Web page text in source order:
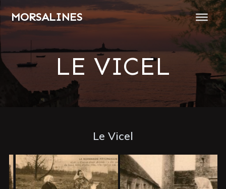
Passer
au
MORSALINES
LE VICEL
Le Vicel